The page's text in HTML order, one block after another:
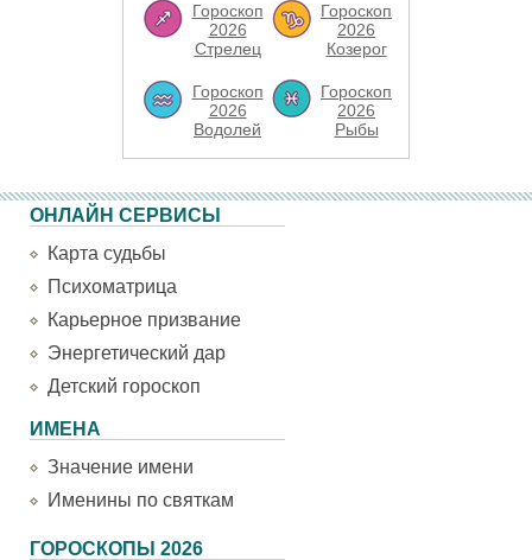
Гороскоп
2026
Стрелец
Гороскоп
2026
Козерог
Гороскоп
2026
Водолей
Гороскоп
2026
Рыбы
ОНЛАЙН СЕРВИСЫ
Карта судьбы
Психоматрица
Карьерное призвание
Энергетический дар
Детский гороскоп
ИМЕНА
Значение имени
Именины по святкам
ГОРОСКОПЫ 2026